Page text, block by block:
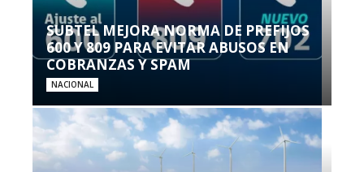
SUBTEL MEJORA NORMA DE PREFIJOS
600 Y 809 PARA EVITAR ABUSOS EN
COBRANZAS Y SPAM
NACIONAL